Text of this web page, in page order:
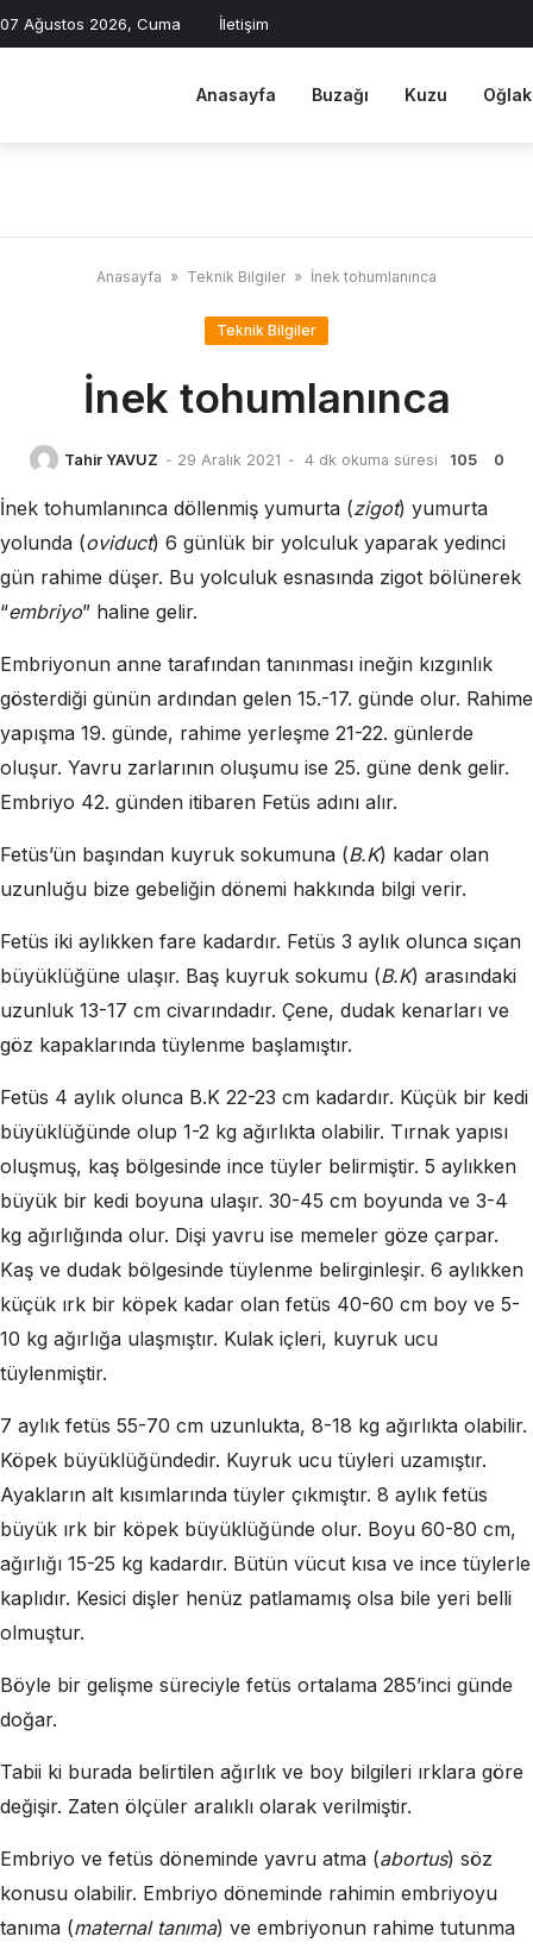
to
07 Ağustos 2026, Cuma İletişim
Anasayfa Buzağı Kuzu Oğlak
Anasayfa » Teknik Bilgiler » İnek tohumlanınca
Teknik Bilgiler
İnek tohumlanınca
Tahir YAVUZ - 29 Aralık 2021 - 4 dk okuma süresi 105 0
İnek tohumlanınca döllenmiş yumurta (zigot) yumurta
yolunda (oviduct) 6 günlük bir yolculuk yaparak yedinci
gün rahime düşer. Bu yolculuk esnasında zigot bölünerek
“embriyo” haline gelir.
Embriyonun anne tarafından tanınması ineğin kızgınlık
gösterdiği günün ardından gelen 15.-17. günde olur. Rahime
yapışma 19. günde, rahime yerleşme 21-22. günlerde
oluşur. Yavru zarlarının oluşumu ise 25. güne denk gelir.
Embriyo 42. günden itibaren Fetüs adını alır.
Fetüs’ün başından kuyruk sokumuna (B.K) kadar olan
uzunluğu bize gebeliğin dönemi hakkında bilgi verir.
Fetüs iki aylıkken fare kadardır. Fetüs 3 aylık olunca sıçan
büyüklüğüne ulaşır. Baş kuyruk sokumu (B.K) arasındaki
uzunluk 13-17 cm civarındadır. Çene, dudak kenarları ve
göz kapaklarında tüylenme başlamıştır.
Fetüs 4 aylık olunca B.K 22-23 cm kadardır. Küçük bir kedi
büyüklüğünde olup 1-2 kg ağırlıkta olabilir. Tırnak yapısı
oluşmuş, kaş bölgesinde ince tüyler belirmiştir. 5 aylıkken
büyük bir kedi boyuna ulaşır. 30-45 cm boyunda ve 3-4
kg ağırlığında olur. Dişi yavru ise memeler göze çarpar.
Kaş ve dudak bölgesinde tüylenme belirginleşir. 6 aylıkken
küçük ırk bir köpek kadar olan fetüs 40-60 cm boy ve 5-
10 kg ağırlığa ulaşmıştır. Kulak içleri, kuyruk ucu
tüylenmiştir.
7 aylık fetüs 55-70 cm uzunlukta, 8-18 kg ağırlıkta olabilir.
Köpek büyüklüğündedir. Kuyruk ucu tüyleri uzamıştır.
Ayakların alt kısımlarında tüyler çıkmıştır. 8 aylık fetüs
büyük ırk bir köpek büyüklüğünde olur. Boyu 60-80 cm,
ağırlığı 15-25 kg kadardır. Bütün vücut kısa ve ince tüylerle
kaplıdır. Kesici dişler henüz patlamamış olsa bile yeri belli
olmuştur.
Böyle bir gelişme süreciyle fetüs ortalama 285’inci günde
doğar.
Tabii ki burada belirtilen ağırlık ve boy bilgileri ırklara göre
değişir. Zaten ölçüler aralıklı olarak verilmiştir.
Embriyo ve fetüs döneminde yavru atma (abortus) söz
konusu olabilir. Embriyo döneminde rahimin embriyoyu
tanıma (maternal tanıma) ve embriyonun rahime tutunma